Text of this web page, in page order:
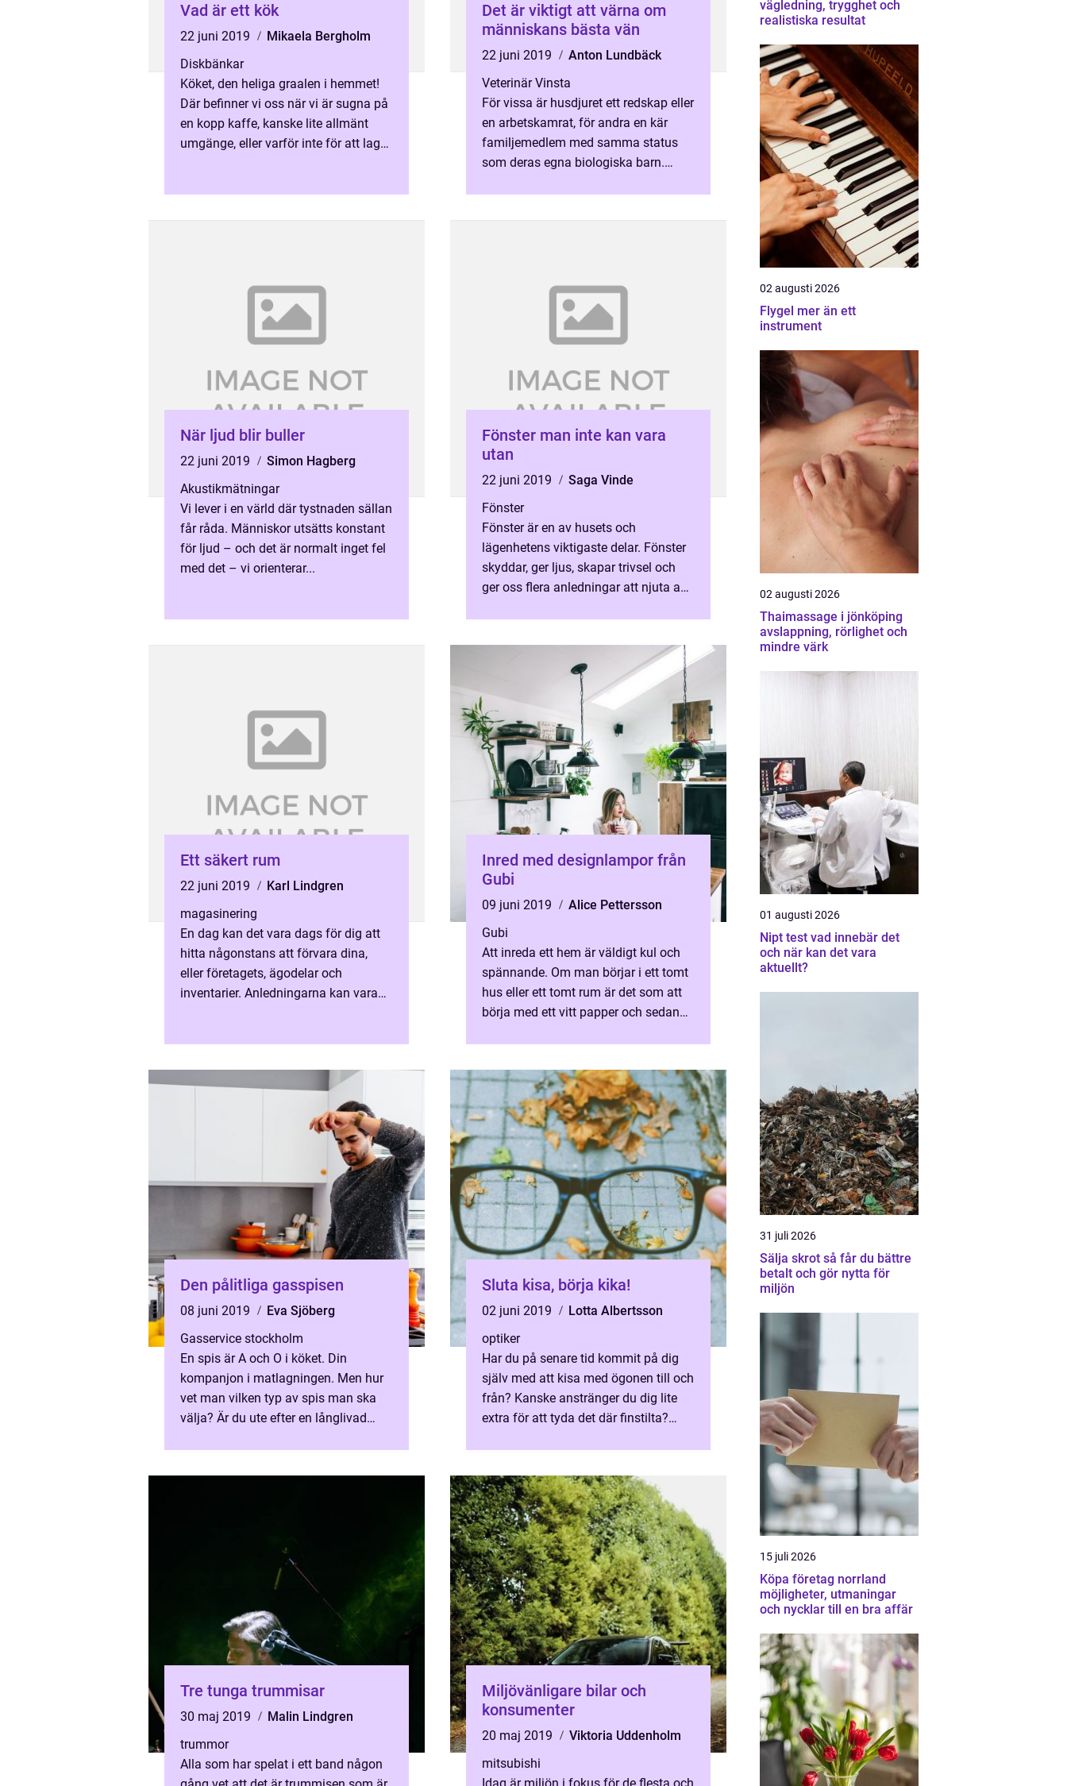
Vad är ett kök
22 juni 2019
Mikaela Bergholm
Diskbänkar
Köket, den heliga graalen i hemmet!
Där befinner vi oss när vi är sugna på
en kopp kaffe, kanske lite allmänt
umgänge, eller varför inte för att laga
Det är viktigt att värna om
människans bästa vän
22 juni 2019
Anton Lundbäck
Veterinär Vinsta
För vissa är husdjuret ett redskap eller
en arbetskamrat, för andra en kär
familjemedlem med samma status
som deras egna biologiska barn.
När ljud blir buller
22 juni 2019
Simon Hagberg
Akustikmätningar
Vi lever i en värld där tystnaden sällan
får råda. Människor utsätts konstant
för ljud – och det är normalt inget fel
med det – vi orienterar...
Fönster man inte kan vara
utan
22 juni 2019
Saga Vinde
Fönster
Fönster är en av husets och
lägenhetens viktigaste delar. Fönster
skyddar, ger ljus, skapar trivsel och
ger oss flera anledningar att njuta av
Ett säkert rum
22 juni 2019
Karl Lindgren
magasinering
En dag kan det vara dags för dig att
hitta någonstans att förvara dina,
eller företagets, ägodelar och
inventarier. Anledningarna kan vara
Inred med designlampor från
Gubi
09 juni 2019
Alice Pettersson
Gubi
Att inreda ett hem är väldigt kul och
spännande. Om man börjar i ett tomt
hus eller ett tomt rum är det som att
börja med ett vitt papper och sedan
Den pålitliga gasspisen
08 juni 2019
Eva Sjöberg
Gasservice stockholm
En spis är A och O i köket. Din
kompanjon i matlagningen. Men hur
vet man vilken typ av spis man ska
välja? Är du ute efter en långlivad
Sluta kisa, börja kika!
02 juni 2019
Lotta Albertsson
optiker
Har du på senare tid kommit på dig
själv med att kisa med ögonen till och
från? Kanske anstränger du dig lite
extra för att tyda det där finstilta?
Tre tunga trummisar
30 maj 2019
Malin Lindgren
trummor
Alla som har spelat i ett band någon
Miljövänligare bilar och
konsumenter
20 maj 2019
Viktoria Uddenholm
mitsubishi
vägledning, trygghet och
realistiska resultat
02 augusti 2026
Flygel mer än ett
instrument
02 augusti 2026
Thaimassage i jönköping
avslappning, rörlighet och
mindre värk
01 augusti 2026
Nipt test vad innebär det
och när kan det vara
aktuellt?
31 juli 2026
Sälja skrot så får du bättre
betalt och gör nytta för
miljön
15 juli 2026
Köpa företag norrland
möjligheter, utmaningar
och nycklar till en bra affär